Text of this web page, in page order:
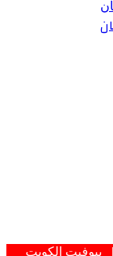
بيوفيت الكويت